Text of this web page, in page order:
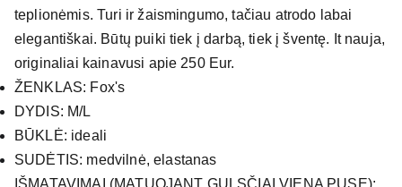
teplionėmis. Turi ir žaismingumo, tačiau atrodo labai
elegantiškai. Būtų puiki tiek į darbą, tiek į šventę. It nauja,
originaliai kainavusi apie 250 Eur.
ŽENKLAS: Fox's
DYDIS: M/L
BŪKLĖ: ideali
SUDĖTIS: medvilnė, elastanas
IŠMATAVIMAI (MATUOJANT GULSČIAI VIENA PUSE):